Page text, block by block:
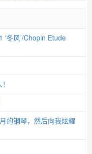
‘冬风’/Chopin Etude
的钢琴，然后向我炫耀